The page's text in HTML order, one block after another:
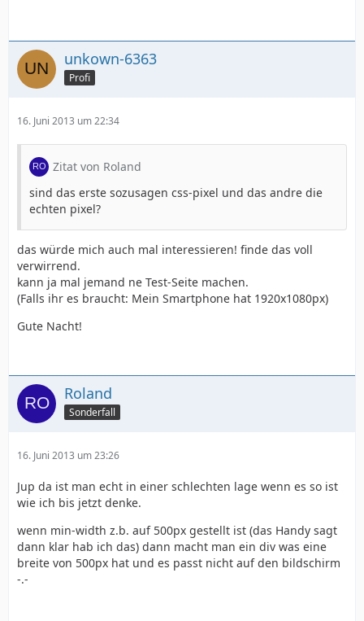
unkown-6363
Profi
16. Juni 2013 um 22:34
Zitat von Roland
sind das erste sozusagen css-pixel und das andre die
echten pixel?
das würde mich auch mal interessieren! finde das voll
verwirrend.
kann ja mal jemand ne Test-Seite machen.
(Falls ihr es braucht: Mein Smartphone hat 1920x1080px)
Gute Nacht!
Roland
Sonderfall
16. Juni 2013 um 23:26
Jup da ist man echt in einer schlechten lage wenn es so ist
wie ich bis jetzt denke.
wenn min-width z.b. auf 500px gestellt ist (das Handy sagt
dann klar hab ich das) dann macht man ein div was eine
breite von 500px hat und es passt nicht auf den bildschirm
-.-